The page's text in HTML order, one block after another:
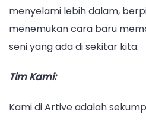
menyelami lebih dalam,
menemukan cara baru
seni yang ada di sekitar kita.
Tim Kami:
Kami di Artive adalah